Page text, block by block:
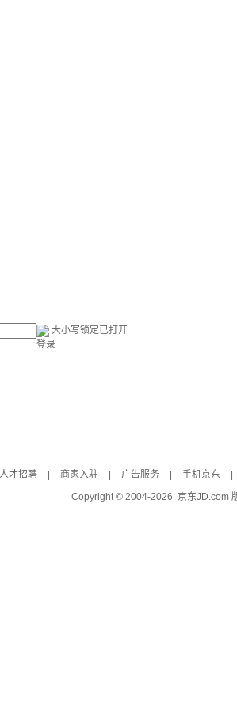
大小写锁定已打开
登录
人才招聘 商家入驻 广告服务 手机京东
Copyright © 2004-2026 京东JD.com